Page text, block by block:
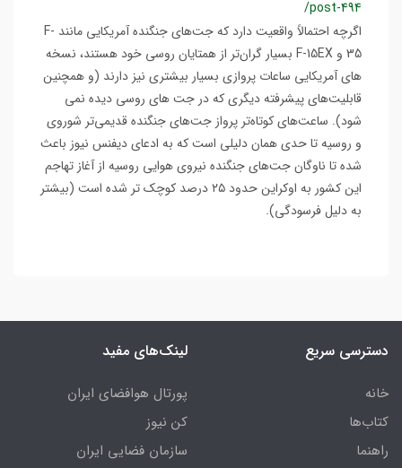
/post-494
اگرچه احتمالاً واقعیت دارد که جت‌های جنگنده آمریکایی مانند F-
35 و F-15EX بسیار گران‌تر از همتایان روسی خود هستند، نسخه
های آمریکایی ساعات پروازی بسیار بیشتری نیز دارند (و همچنین
قابلیت‌های پیشرفته دیگری که در جت های روسی دیده نمی
شود). ساعت‌های کوتاه‌تر پرواز جت‌های جنگنده قدیمی‌تر شوروی
و روسیه تا حدی همان دلیلی است که به ادعای دیفنس نیوز باعث
شده تا ناوگان جت‌های جنگنده نیروی هوایی روسیه از آغاز تهاجم
این کشور به اوکراین حدود ۲۵ درصد کوچک تر شده است (بیشتر
به دلیل فرسودگی).
دسترسی سریع
خانه
کتاب‌ها
راهنما
لینک‌های مفید
پورتال هوافضای ایران
کن نیوز
سازمان فضایی ایران